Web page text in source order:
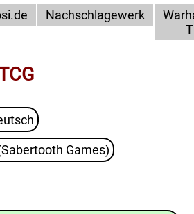
Nachschlagewerk
Games)